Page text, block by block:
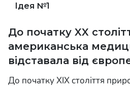
1
До початку XX
американська
відставала від
До початку XIX століття